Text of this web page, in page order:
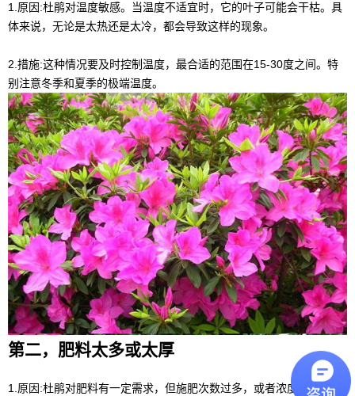
1.原因:杜鹃对温度敏感。当温度不适宜时，它的叶子可能会干枯。具
体来说，无论是太热还是太冷，都会导致这样的现象。
2.措施:这种情况要及时控制温度，最合适的范围在15-30度之间。特
别注意冬季和夏季的极端温度。
第二，肥料太多或太厚
1.原因:杜鹃对肥料有一定需求，但施肥次数过多，或者浓度过高，容